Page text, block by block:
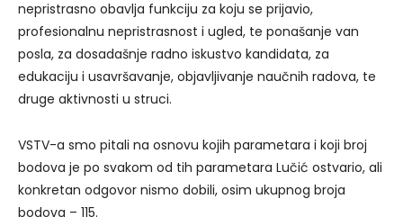
nepristrasno obavlja funkciju za koju se prijavio,
profesionalnu nepristrasnost i ugled, te ponašanje van
posla, za dosadašnje radno iskustvo kandidata, za
edukaciju i usavršavanje, objavljivanje naučnih radova, te
druge aktivnosti u struci.
VSTV-a smo pitali na osnovu kojih parametara i koji broj
bodova je po svakom od tih parametara Lučić ostvario, ali
konkretan odgovor nismo dobili, osim ukupnog broja
bodova – 115.